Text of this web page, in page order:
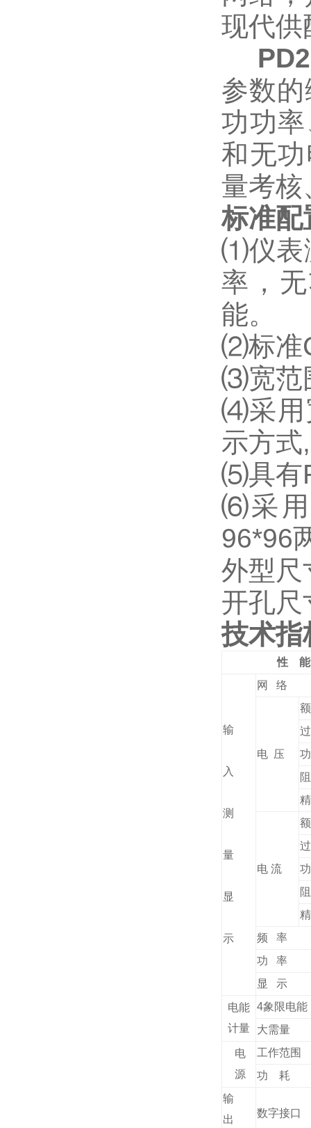
现代供
参数
功功
和无
量考核
标准配
⑴仪表
率，
能。
⑵标准
⑶宽
⑷采
示方式
⑸具有
⑹采
96*96
外型尺
开孔尺
技术指
性 能
输
入
测
量
显
示
网 络
电 压
电 流
频 率
功 率
显 示
电能
计量
4象限电能
大需量
电
源
工作范围
功 耗
输
出
数字接口